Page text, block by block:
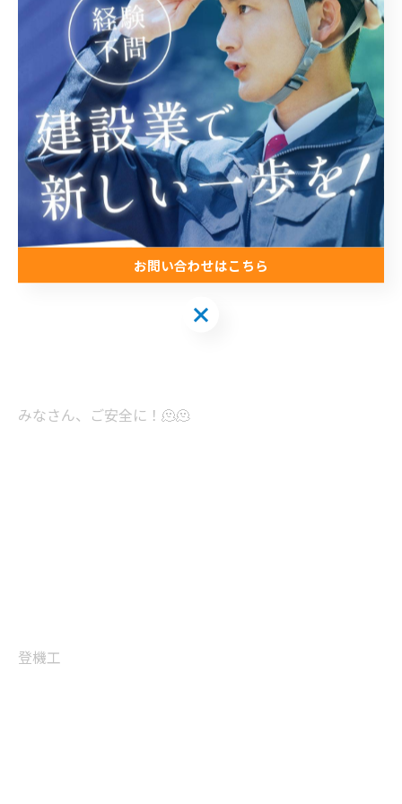
今日も一日、頑張っていきましょう！！！
みなさん、ご安全に！🫠🫠
登機工
お問い合わせはこちら
お問い合わせはこちら